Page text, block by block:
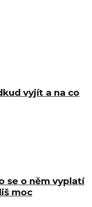
vyjít a na co
se o něm vyplatí
moc